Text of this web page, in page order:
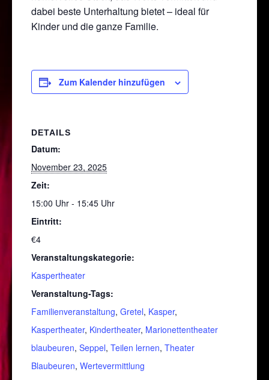
dabei beste Unterhaltung bietet – ideal für
Kinder und die ganze Familie.
Zum Kalender hinzufügen
DETAILS
Datum:
November 23, 2025
Zeit:
15:00 Uhr - 15:45 Uhr
Eintritt:
€4
Veranstaltungskategorie:
Kaspertheater
Veranstaltung-Tags:
Familienveranstaltung, Gretel, Kasper,
Kaspertheater, Kindertheater, Marionettentheater
blaubeuren, Seppel, Teilen lernen, Theater
Blaubeuren, Wertevermittlung